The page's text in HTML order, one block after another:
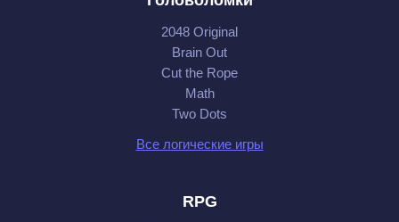
2048 Original
Brain Out
Cut the Rope
Math
Two Dots
Все логические игры
RPG